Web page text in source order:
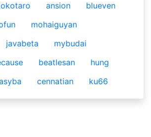
ansion
blueven
mohaiguyan
javabeta
mybudai
beatlesan
hung
cennatian ku66